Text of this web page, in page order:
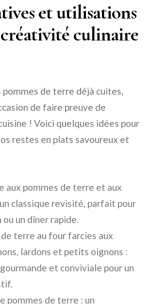
et utilisations
culinaire
de terre déjà cuites,
de faire preuve de
! Voici quelques idées pour
restes en plats savoureux et
aux pommes de terre et aux
classique revisité, parfait pour
ou un dîner rapide.
terre au four farcies aux
lardons et petits oignons :
et conviviale pour un
pommes de terre : un